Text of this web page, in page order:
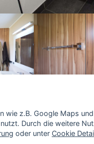
z.B. Google Maps
Durch die weitere
oder unter Cookie